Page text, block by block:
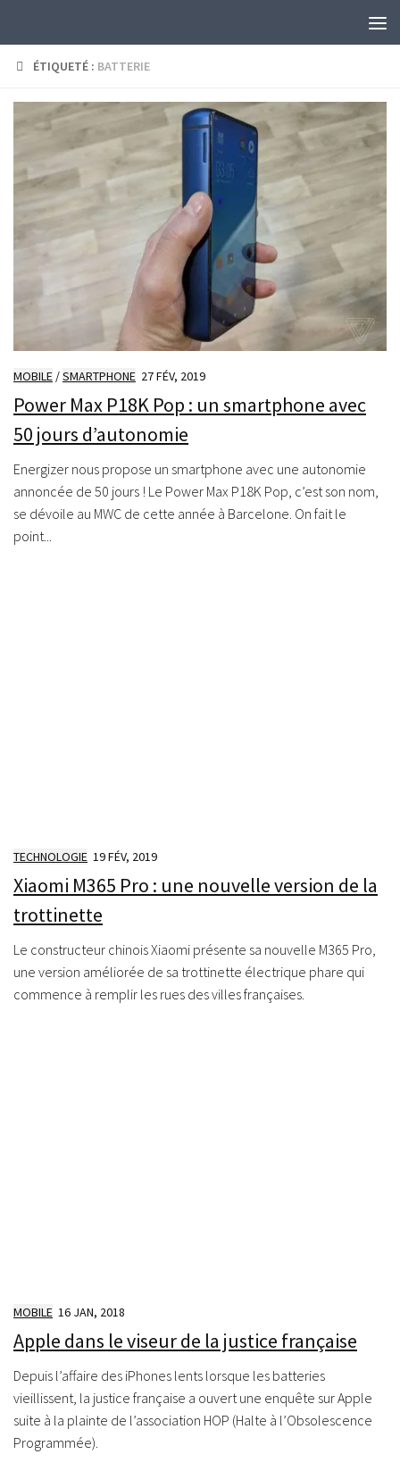
ÉTIQUETÉ : BATTERIE
MOBILE /SMARTPHONE 27 FÉV, 2019
Power Max P18K Pop : un smartphone avec
50 jours d’autonomie
Energizer nous propose un smartphone avec une autonomie
annoncée de 50 jours ! Le Power Max P18K Pop, c’est son nom,
se dévoile au MWC de cette année à Barcelone. On fait le
point...
TECHNOLOGIE 19 FÉV, 2019
Xiaomi M365 Pro : une nouvelle version de la
trottinette
Le constructeur chinois Xiaomi présente sa nouvelle M365 Pro,
une version améliorée de sa trottinette électrique phare qui
commence à remplir les rues des villes françaises.
MOBILE 16 JAN, 2018
Apple dans le viseur de la justice française
Depuis l’affaire des iPhones lents lorsque les batteries
vieillissent, la justice française a ouvert une enquête sur Apple
suite à la plainte de l’association HOP (Halte à l’Obsolescence
Programmée).